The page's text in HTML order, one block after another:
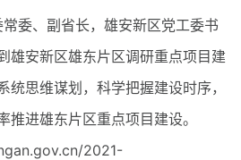
委、副省长，雄安新区党工委书
雄安新区雄东片区调研重点项目建
统思维谋划，科学把握建设时序，
推进雄东片区重点项目建设。
2021-